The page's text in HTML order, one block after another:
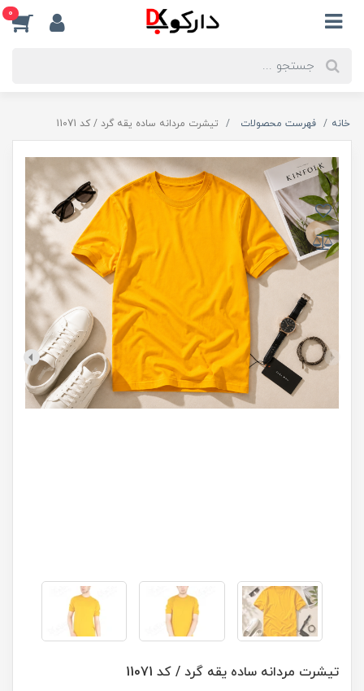
0
خانه فهرست محصولات تیشرت مردانه ساده یقه گرد / کد 11071
تیشرت مردانه ساده یقه گرد / کد 11071